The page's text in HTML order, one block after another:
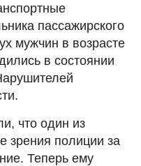
пассажирского
мужчин в возрасте
в состоянии
что один из
зрения полиции за
Теперь ему